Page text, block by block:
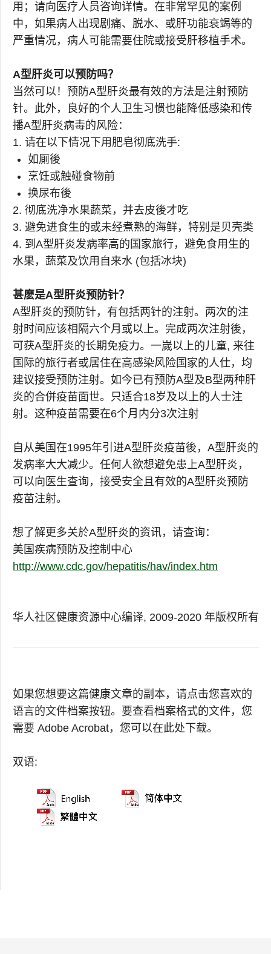
用；请向医疗人员咨询详情。在非常罕见的案例
中，如果病人出现剧痛、脱水、或肝功能衰竭等的
严重情况，病人可能需要住院或接受肝移植手术。
A型肝炎可以预防吗？
当然可以！预防A型肝炎最有效的方法是注射预防
针。此外，良好的个人卫生习惯也能降低感染和传
播A型肝炎病毒的风险：
1. 请在以下情况下用肥皂彻底洗手:
如厠後
烹饪或触碰食物前
换尿布後
2. 彻底洗净水果蔬菜，并去皮後才吃
3. 避免进食生的或未经煮熟的海鲜，特别是贝壳类
4. 到A型肝炎发病率高的国家旅行，避免食用生的
水果，蔬菜及饮用自来水 (包括冰块)
甚麽是A型肝炎预防针？
A型肝炎的预防针，有包括两针的注射。两次的注
射时间应该相隔六个月或以上。完成两次注射後，
可获A型肝炎的长期免疫力。一嵗以上的儿童, 来往
国际的旅行者或居住在高感染风险国家的人仕，均
建议接受预防注射。如今已有预防A型及B型两种肝
炎的合併疫苗面世。只适合18岁及以上的人士注
射。这种疫苗需要在6个月内分3次注射
自从美国在1995年引进A型肝炎疫苗後，A型肝炎的
发病率大大减少。任何人欲想避免患上A型肝炎，
可以向医生查询，接受安全且有效的A型肝炎预防
疫苗注射。
想了解更多关於A型肝炎的资讯，请查询：
美国疾病预防及控制中心
http://www.cdc.gov/hepatitis/hav/index.htm
华人社区健康资源中心编译, 2009-2020 年版权所有
如果您想要这篇健康文章的副本，请点击您喜欢的
语言的文件档案按钮。要查看档案格式的文件，您
需要 Adobe Acrobat，您可以在此处下载。
双语: